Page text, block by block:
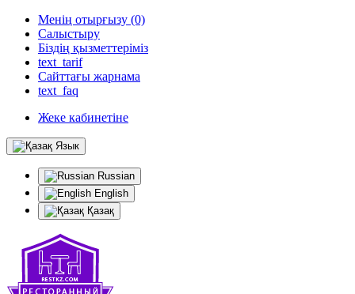
Менің отырғызу (0)
Салыстыру
Біздің қызметтеріміз
text_tarif
Сайттағы жарнама
text_faq
Жеке кабинетіне
Язык
Russian
English
Қазақ